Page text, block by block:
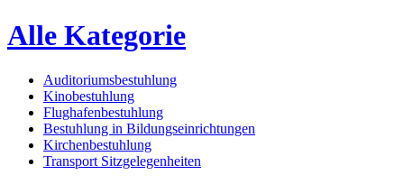
Alle Kategorie
Auditoriumsbestuhlung
Kinobestuhlung
Flughafenbestuhlung
Bestuhlung in Bildungseinrichtungen
Kirchenbestuhlung
Transport Sitzgelegenheiten